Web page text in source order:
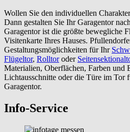
Wollen Sie den individuellen
Dann gestalten Sie Ihr Garagentor
Garagentor ist die größte bewegliche
Visitenkarte Ihres Hauses.
Gestaltungsmöglichkeiten für Ihr
Flügeltor, Rolltoroder
Materialien, Oberflächen, Farben und
Lichtausschnitte oder die Türe im Tor
Garagentor.
Info-Service